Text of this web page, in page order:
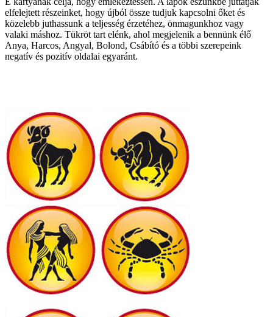
elfelejtett részeinket, hogy újból össze tudjuk kapcsolni őket és
közelebb juthassunk a teljesség érzetéhez, önmagunkhoz vagy
valaki máshoz. Tükröt tart elénk, ahol megjelenik a bennünk élő
Anya, Harcos, Angyal, Bolond, Csábító és a többi szerepeink
negatív és pozitív oldalai egyaránt.